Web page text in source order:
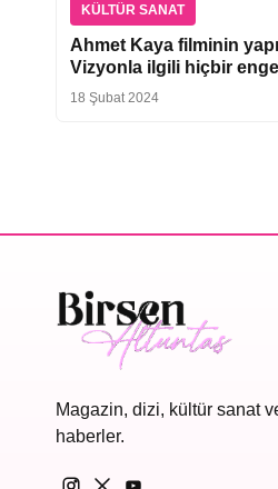
KÜLTÜR SANAT
Ahmet Kaya filminin
Vizyonla ilgili hiçbir
18 Şubat 2024
Magazin, dizi, kültür sanat
haberler.